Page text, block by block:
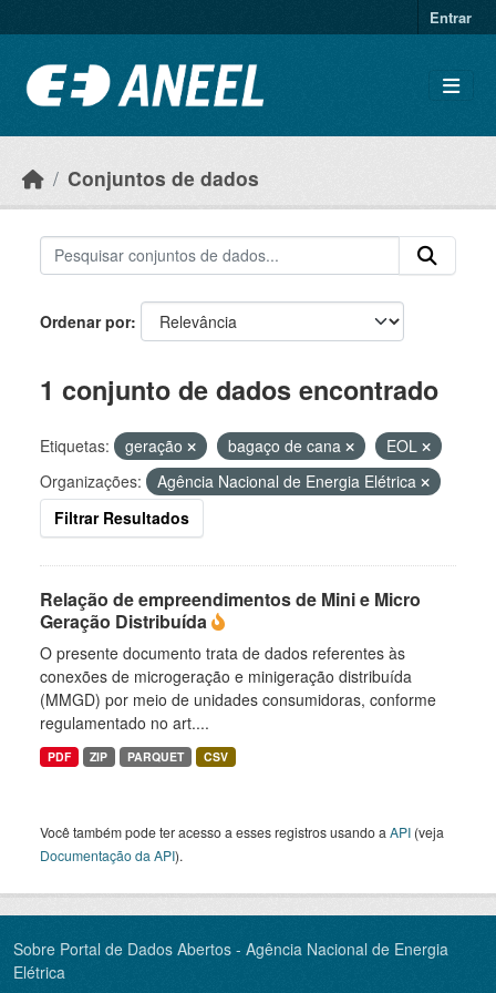
Entrar
Conjuntos de dados
Ordenar por
1 conjunto de dados encontrado
Etiquetas: geração bagaço de cana
EOL
Organizações:
Agência Nacional de Energia Elétrica
Filtrar Resultados
Relação de empreendimentos de Mini e Micro
Geração Distribuída
O presente documento trata de dados referentes às
conexões de microgeração e minigeração distribuída
(MMGD) por meio de unidades consumidoras, conforme
regulamentado no art....
PDF ZIP PARQUET CSV
Você também pode ter acesso a esses registros usando a API (veja
Documentação da API).
Sobre Portal de Dados Abertos - Agência Nacional de Energia
Elétrica